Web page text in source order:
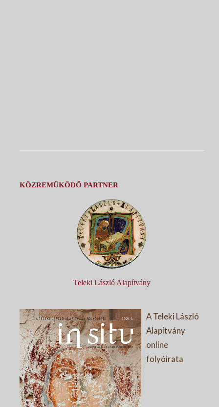
KÖZREMŰKÖDŐ PARTNER
Teleki László Alapítvány
A Teleki László
Alapítvány
online
folyóirata